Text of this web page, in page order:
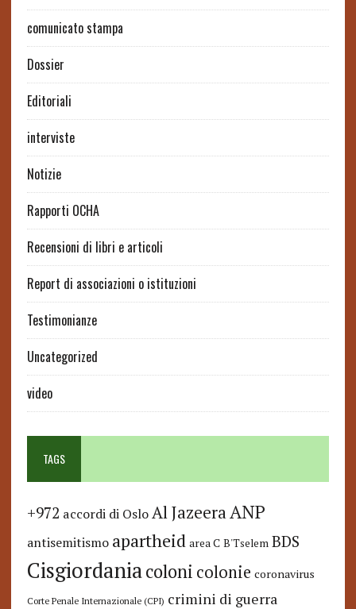
comunicato stampa
Dossier
Editoriali
interviste
Notizie
Rapporti OCHA
Recensioni di libri e articoli
Report di associazioni o istituzioni
Testimonianze
Uncategorized
video
TAGS
+972 accordi di Oslo Al Jazeera ANP
antisemitismo apartheid area C B'Tselem BDS
Cisgiordaniacoloni colonie coronavirus
Corte Penale Internazionale (CPI) crimini di guerra